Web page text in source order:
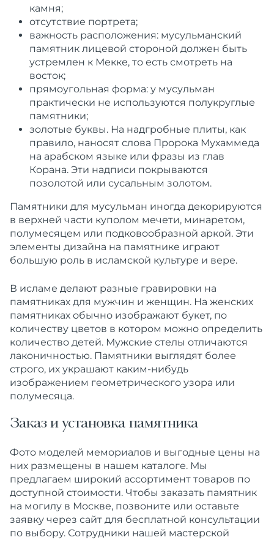
камня;
отсутствие портрета;
важность расположения: мусульманский
памятник лицевой стороной должен быть
устремлен к Мекке, то есть смотреть на
восток;
прямоугольная форма: у мусульман
практически не используются полукруглые
памятники;
золотые буквы. На надгробные плиты, как
правило, наносят слова Пророка Мухаммеда
на арабском языке или фразы из глав
Корана. Эти надписи покрываются
позолотой или сусальным золотом.
Памятники для мусульман иногда декорируются
в верхней части куполом мечети, минаретом,
полумесяцем или подковообразной аркой. Эти
элементы дизайна на памятнике играют
большую роль в исламской культуре и вере.
В исламе делают разные гравировки на
памятниках для мужчин и женщин. На женских
памятниках обычно изображают букет, по
количеству цветов в котором можно определить
количество детей. Мужские стелы отличаются
лаконичностью. Памятники выглядят более
строго, их украшают каким-нибудь
изображением геометрического узора или
полумесяца.
Заказ и установка памятника
Фото моделей мемориалов и выгодные цены на
них размещены в нашем каталоге. Мы
предлагаем широкий ассортимент товаров по
доступной стоимости. Чтобы заказать памятник
на могилу в Москве, позвоните или оставьте
заявку через сайт для бесплатной консультации
по выбору. Сотрудники нашей мастерской